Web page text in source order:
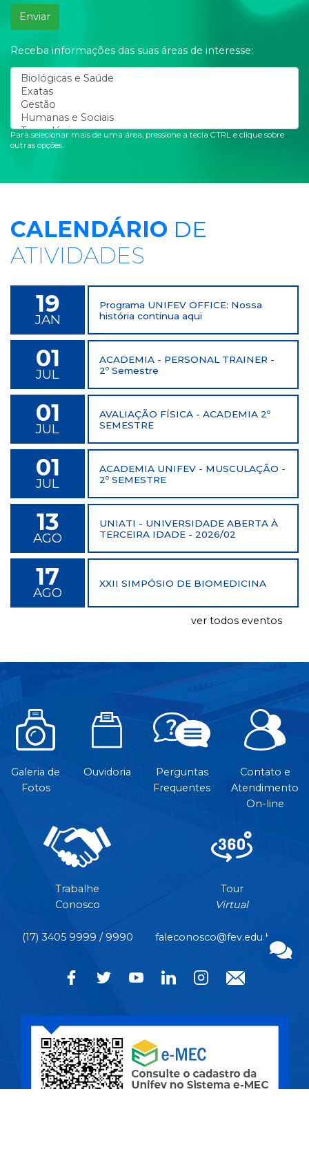
Enviar
Receba informações das suas áreas de interesse:
Para selecionar mais de uma área, pressione a tecla CTRL e clique sobre
outras opções.
CALENDÁRIO DE
ATIVIDADES
19
JAN
Programa UNIFEV OFFICE: Nossa
história continua aqui
01
JUL
ACADEMIA - PERSONAL TRAINER -
2º Semestre
01
JUL
AVALIAÇÃO FÍSICA - ACADEMIA 2º
SEMESTRE
01
JUL
ACADEMIA UNIFEV - MUSCULAÇÃO -
2º SEMESTRE
13
AGO
UNIATI - UNIVERSIDADE ABERTA À
TERCEIRA IDADE - 2026/02
17
AGO
XXII SIMPÓSIO DE BIOMEDICINA
ver todos eventos
Galeria de
Fotos
Ouvidoria
Perguntas
Frequentes
Contato e
Atendimento
On-line
Trabalhe
Conosco
Tour
Virtual
(17) 3405 9999 / 9990 faleconosco@fev.edu.br